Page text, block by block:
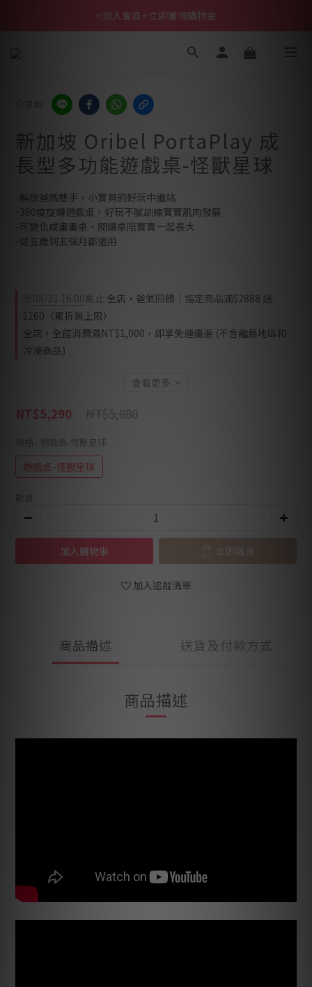
⭐加入會員⭐立即獲得購物金
新加坡 Oribel PortaPlay 成
長型多功能遊戲桌-怪獸星球
-解放爸媽雙手，小寶貝的好玩中繼站
-360度旋轉遊戲桌，好玩不膩訓練寶寶肌肉發展
-可變化成畫畫桌、閱讀桌陪寶寶一起長大
-從五歲到五個月都適用
08/31 16:00截止 全店，爸氣回饋｜指定商品滿$2888 送
$160（累折無上限）
全店，全館消費滿NT$1,000，即享免運優惠 (不含離島地區和
冷凍商品)
查看更多
NT$5,880
NT$5,290
: 遊戲桌-怪獸星球
遊戲桌-怪獸星球
加入購物車 立即購買
加入追蹤清單
商品描述 送貨及付款方式
商品描述